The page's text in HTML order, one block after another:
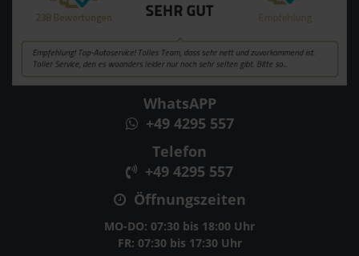
WhatsAPP
+49 4295 557
Telefon
+49 4295 557
Öffnungszeiten
MO-DO: 07:30 bis 18:00 Uhr
FR: 07:30 bis 17:30 Uhr